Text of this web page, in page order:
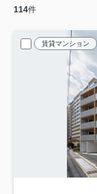
114件
賃貸マンション